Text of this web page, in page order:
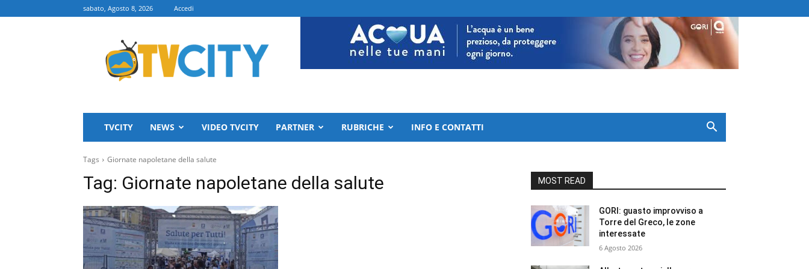
sabato, Agosto 8, 2026 Accedi
TVCITY
TVCITY NEWS VIDEO TVCITY PARTNER RUBRICHE INFO E CONTATTI
Tags Giornate napoletane della salute
Tag: Giornate napoletane della salute MOST READ
GORI: guasto improvviso a
Torre del Greco, le zone
interessate
6 Agosto 2026